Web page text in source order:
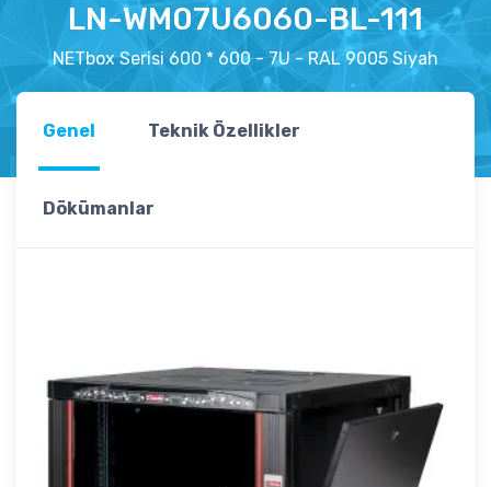
LN-WM07U6060-BL-111
NETbox Serisi 600 * 600 - 7U - RAL 9005 Siyah
Genel Teknik Özellikler
Dökümanlar